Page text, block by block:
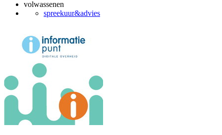
volwassenen
spreekuur&advies